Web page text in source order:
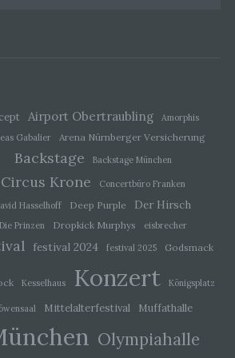
Airport Obertraubling
Amorphis
Gabalier
Arena Nürnberger Versicherung
Backstage Backstage München
Circus Krone
Concertbüro Franken
Hasselhoff
Deep Purple Der Hirsch
Die Prinzen Dropkick Murphys eisbrecher
festival 2024 festival 2025 Godsmack
Kesselhaus Konzert Königsplatz
Mittelalterfestival Muffathalle
Olympiahalle